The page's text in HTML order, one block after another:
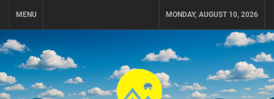
MENU MONDAY, AUGUST 10, 2026